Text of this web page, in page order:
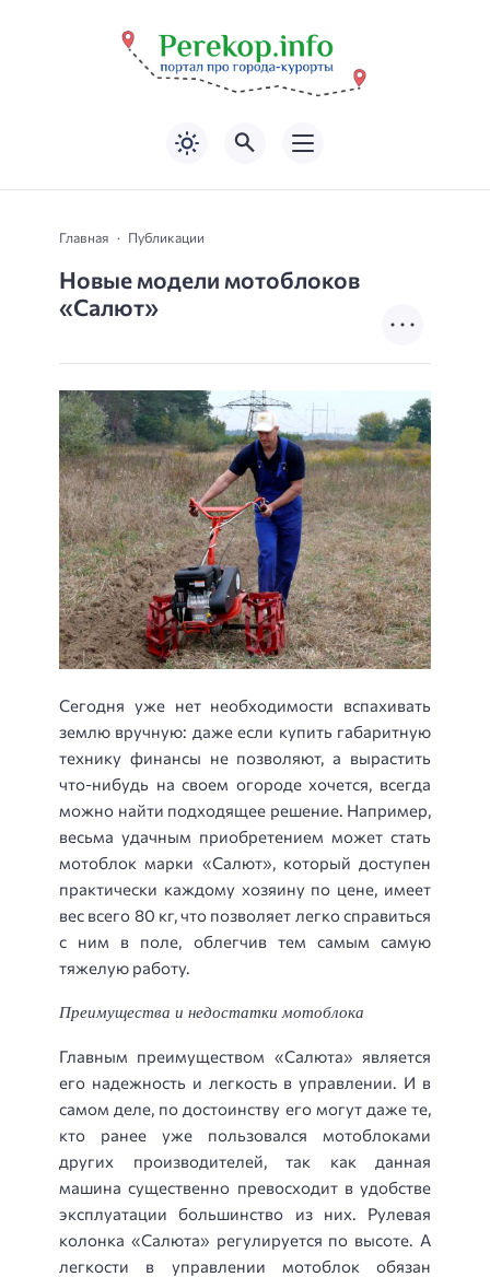
Главная Публикации
Новые модели мотоблоков
«Салют»
Сегодня уже нет необходимости вспахивать
землю вручную: даже если купить габаритную
технику финансы не позволяют, а вырастить
что-нибудь на своем огороде хочется, всегда
можно найти подходящее решение. Например,
весьма удачным приобретением может стать
мотоблок марки «Салют», который доступен
практически каждому хозяину по цене, имеет
вес всего 80 кг, что позволяет легко справиться
с ним в поле, облегчив тем самым самую
тяжелую работу.
Преимущества и недостатки мотоблока
Главным преимуществом «Салюта» является
его надежность и легкость в управлении. И в
самом деле, по достоинству его могут даже те,
кто ранее уже пользовался мотоблоками
других производителей, так как данная
машина существенно превосходит в удобстве
эксплуатации большинство из них. Рулевая
колонка «Салюта» регулируется по высоте. А
легкости в управлении мотоблок обязан